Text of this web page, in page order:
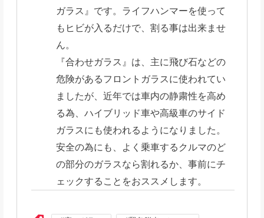
ガラス』です。ライフハンマーを使って
もヒビが入るだけで、割る事は出来ませ
ん。
『合わせガラス』は、主に飛び石などの
危険があるフロントガラスに使われてい
ましたが、近年では車内の静粛性を高め
る為、ハイブリッド車や高級車のサイド
ガラスにも使われるようになりました。
安全の為にも、よく乗車するクルマのど
の部分のガラスなら割れるか、事前にチ
ェックすることをおススメします。